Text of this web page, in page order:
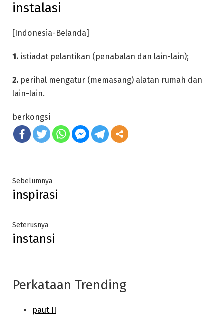
instalasi
[Indonesia-Belanda]
1. istiadat pelantikan (penabalan dan lain-lain);
2. perihal mengatur (memasang) alatan rumah dan
lain-lain.
berkongsi
Post
navigation
SebelumnyaPrevious
post:
inspirasi
SeterusnyaNext
post:
instansi
Perkataan Trending